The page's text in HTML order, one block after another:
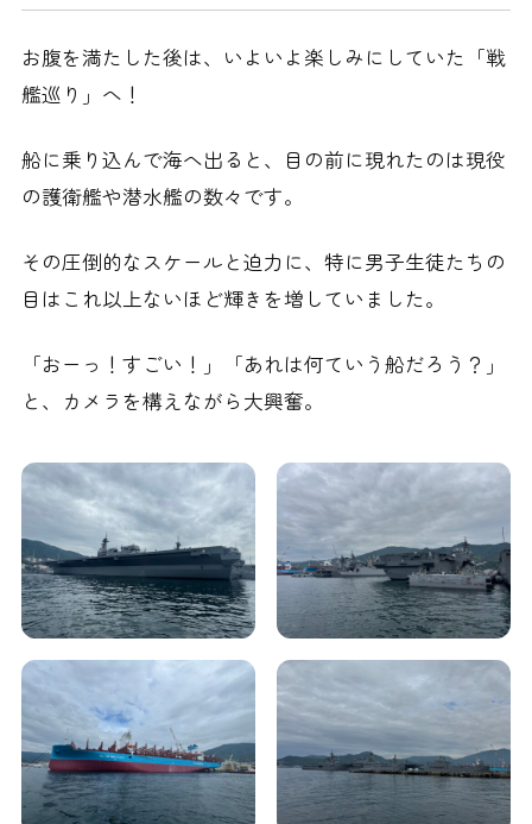
お腹を満たした後は、いよいよ楽しみにしていた「戦
艦巡り」へ！
船に乗り込んで海へ出ると、目の前に現れたのは現役
の護衛艦や潜水艦の数々です。
その圧倒的なスケールと迫力に、特に男子生徒たちの
目はこれ以上ないほど輝きを増していました。
「おーっ！すごい！」「あれは何ていう船だろう？」
と、カメラを構えながら大興奮。